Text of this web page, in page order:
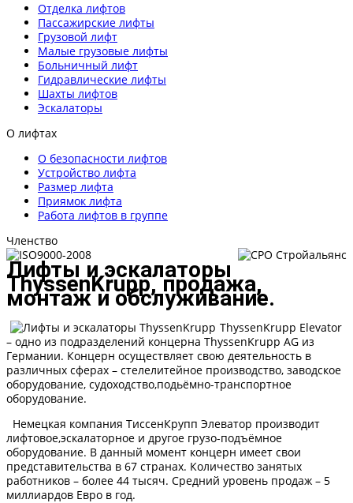
Отделка лифтов
Пассажирские лифты
Грузовой лифт
Малые грузовые лифты
Больничный лифт
Гидравлические лифты
Шахты лифтов
Эскалаторы
О лифтах
О безопасности лифтов
Устройство лифта
Размер лифта
Приямок лифта
Работа лифтов в группе
Членство
Лифты и эскалаторы
ThyssenKrupp, продажа,
монтаж и обслуживание.
ThyssenKrupp Elevator
– одно из подразделений концерна ThyssenKrupp AG из
Германии. Концерн осуществляет свою деятельность в
различных сферах – стелелитейное производство, заводское
оборудование, судоходство,подьёмно-транспортное
оборудование.
Немецкая компания ТиссенКрупп Элеватор производит
лифтовое,эскалаторное и другое грузо-подъёмное
оборудование. В данный момент концерн имеет свои
представительства в 67 странах. Количество занятых
работников – более 44 тысяч. Средний уровень продаж – 5
миллиардов Евро в год.